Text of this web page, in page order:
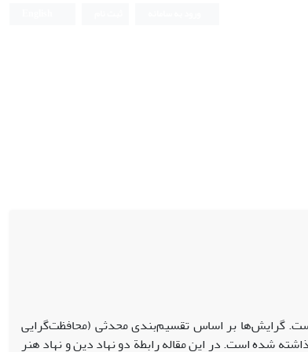
گرایش‌ها بر اساس تقسیم‌بندی محدثی (محافظت‌گرایی
شده است. در این مقاله رابطة­­ دو نهاد دین و نهاد هنر